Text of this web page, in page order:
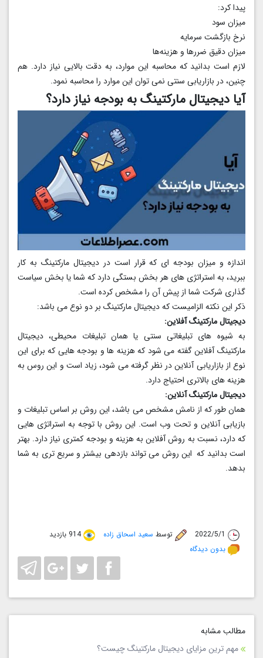
پیدا کرد:
میزان سود
نرخ بازگشت سرمایه
میزان دقیق ضررها و هزینه‌ها
لازم است بدانید که محاسبه این موارد، به دقت بالایی نیاز دارد. هم
چنین، در بازاریابی سنتی نمی توان این موارد را محاسبه نمود.
آیا دیجیتال مارکتینگ به بودجه نیاز دارد؟
اندازه و میزان بودجه ای که قرار است در دیجیتال مارکتینگ به کار
ببرید، به استراتژی های هر بخش بستگی دارد که شما یا بخش سیاست
گذاری شرکت شما از پیش آن را مشخص کرده است.
ذکر این نکته الزامیست که دیجیتال مارکتینگ بر دو نوع می باشد:
دیجیتال مارکتینگ آفلاین:
به شیوه های تبلیغاتی سنتی یا همان تبلیغات محیطی، دیجیتال
مارکتینگ آفلاین گفته می شود که هزینه ها و بودجه هایی که برای این
نوع از بازاریابی آنلاین در نظر گرفته می شود، زیاد است و این روس به
هزینه های بالاتری احتیاج دارد.
دیجیتال مارکتینگ آنلاین:
همان طور که از نامش مشخص می باشد، این روش بر اساس تبلیغات و
بازیابی آنلاین و تحت وب است. این روش با توجه به استراتژی هایی
که دارد، نسبت به روش آفلاین به هزینه و بودجه کمتری نیاز دارد. بهتر
است بدانید که این روش می تواند بازدهی بیشتر و سریع تری به شما
بدهد.
2022/5/1 توسطسعید اسحاق زاده
914 بازدید
بدون دیدگاه
مطالب مشابه
مهم ترین مزایای دیجیتال مارکتینگ چیست؟